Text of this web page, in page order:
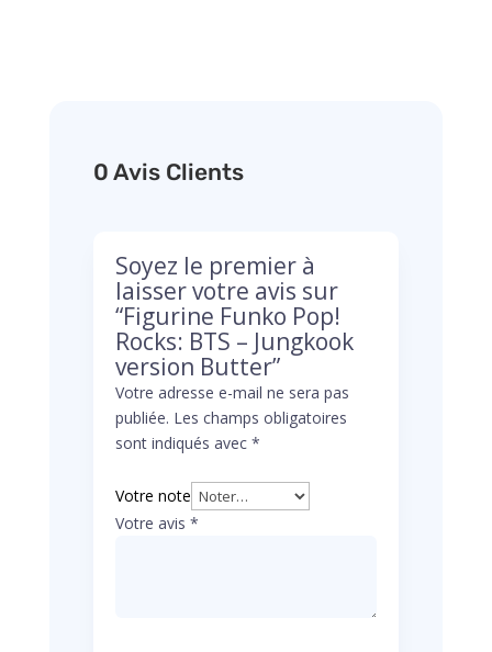
0 Avis Clients
Soyez le premier à
laisser votre avis sur
“Figurine Funko Pop!
Rocks: BTS – Jungkook
version Butter”
Votre adresse e-mail ne sera pas
publiée. Les champs obligatoires
sont indiqués avec *
Votre note
Votre avis *